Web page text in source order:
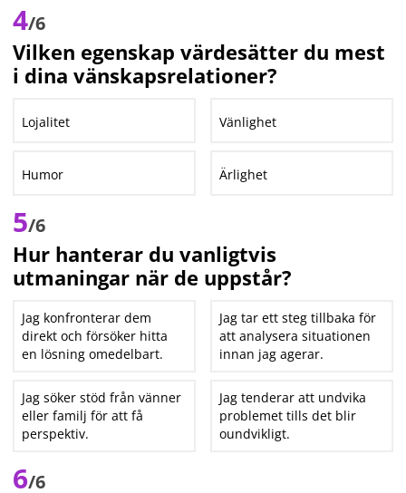
4/6
Vilken egenskap värdesätter du mest
i dina vänskapsrelationer?
Lojalitet Vänlighet
Humor Ärlighet
5/6
Hur hanterar du vanligtvis
utmaningar när de uppstår?
Jag konfronterar dem
direkt och försöker hitta
en lösning omedelbart.
Jag tar ett steg tillbaka för
att analysera situationen
innan jag agerar.
Jag söker stöd från vänner
eller familj för att få
perspektiv.
Jag tenderar att undvika
problemet tills det blir
oundvikligt.
6/6